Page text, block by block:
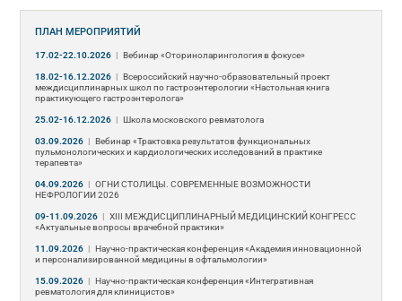
ПЛАН МЕРОПРИЯТИЙ
17.02-22.10.2026 | Вебинар «Оториноларингология в фокусе»
18.02-16.12.2026 | Всероссийский научно-образовательный проект
междисциплинарных школ по гастроэнтерологии «Настольная книга
практикующего гастроэнтеролога»
25.02-16.12.2026 | Школа московского ревматолога
03.09.2026 | Вебинар «Трактовка результатов функциональных
пульмонологических и кардиологических исследований в практике
терапевта»
04.09.2026 | ОГНИ СТОЛИЦЫ. СОВРЕМЕННЫЕ ВОЗМОЖНОСТИ
НЕФРОЛОГИИ 2026
09-11.09.2026 | ХIII МЕЖДИСЦИПЛИНАРНЫЙ МЕДИЦИНСКИЙ КОНГРЕСС
«Актуальные вопросы врачебной практики»
11.09.2026 | Научно-практическая конференция «Академия инновационной
и персонализированной медицины в офтальмологии»
15.09.2026 | Научно-практическая конференция «Интегративная
ревматология для клиницистов»